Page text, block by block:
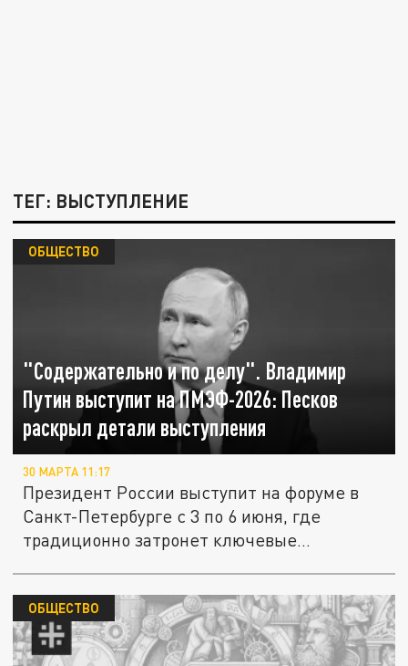
ТЕГ: ВЫСТУПЛЕНИЕ
"Содержательно и по делу". Владимир
Путин выступит на ПМЭФ-2026: Песков
раскрыл детали выступления
ОБЩЕСТВО
30 МАРТА 11:17
Президент России выступит на форуме в
Санкт-Петербурге с 3 по 6 июня, где
традиционно затронет ключевые...
ОБЩЕСТВО